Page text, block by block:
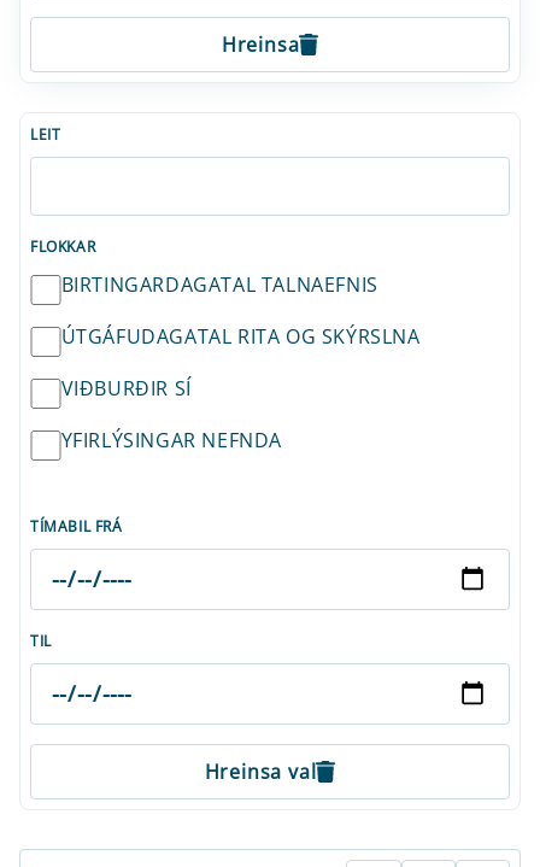
Hreinsa
LEIT
FLOKKAR
BIRTINGARDAGATAL TALNAEFNIS
ÚTGÁFUDAGATAL RITA OG SKÝRSLNA
VIÐBURÐIR SÍ
YFIRLÝSINGAR NEFNDA
TÍMABIL FRÁ
TIL
Hreinsa val